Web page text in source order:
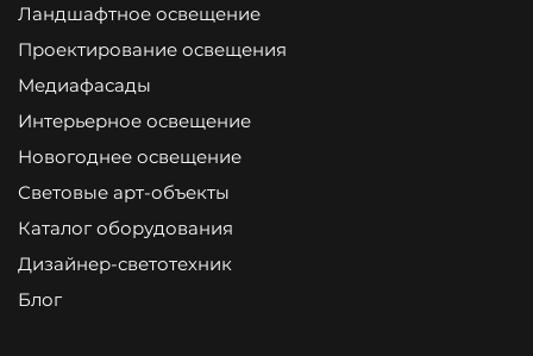
Ландшафтное освещение
Проектирование освещения
Медиафасады
Интерьерное освещение
Новогоднее освещение
Световые арт-объекты
Каталог оборудования
Дизайнер-светотехник
Блог